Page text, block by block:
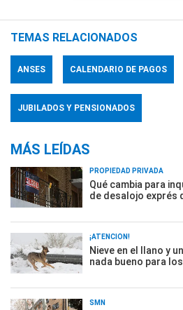
TEMAS RELACIONADOS
ANSES CALENDARIO DE PAGOS
JUBILADOS Y PENSIONADOS
MÁS LEÍDAS
PROPIEDAD PRIVADA
Qué cambia para
de desalojo exprés
¡ATENCIÓN!
Nieve en el llano y
nada bueno para
SMN